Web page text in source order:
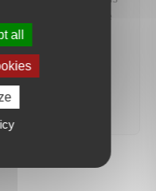
à votre
en ligne.
all